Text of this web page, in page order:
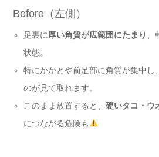
Before（左側）
足裏に厚い角質が広範囲にたまり
状態。
特にかかとや前足部に角質が集中し、
のが見て取れます。
このまま放置すると、硬いタコ・ウ
につながる危険も